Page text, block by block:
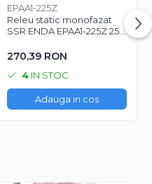
EPAA1-225Z
Releu static monofazat
SSR ENDA EPAA1-225Z 25A
rezistente electrice
270,39 RON
4 IN STOC
Adauga in cos